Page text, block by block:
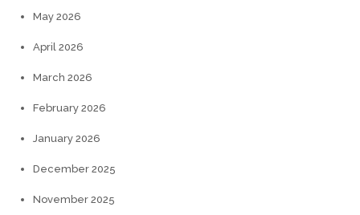
May 2026
April 2026
March 2026
February 2026
January 2026
December 2025
November 2025